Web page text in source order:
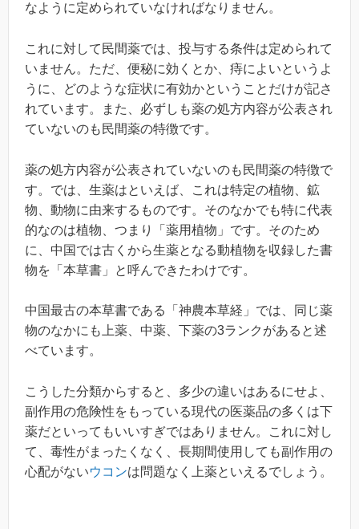
なように定められていなければなりません。
これに対して民間薬では、投与する条件は定められて
いません。ただ、便秘に効くとか、痔によいというよ
うに、どのような症状に有効かということだけが記さ
れています。また、必ずしも薬の処方内容が公表され
ていないのも民間薬の特徴です。
薬の処方内容が公表されていないのも民間薬の特徴で
す。では、生薬はといえば、これは特定の植物、鉱
物、動物に由来するものです。そのなかでも特に代表
的なのは植物、つまり「薬用植物」です。そのため
に、中国では古くから生薬となる動植物を収録した書
物を「本草書」と呼んできたわけです。
中国最古の本草書である「神農本草経」では、同じ薬
物のなかにも上薬、中薬、下薬の3ランクがあると述
べています。
こうした分類からすると、多少の違いはあるにせよ、
副作用の危険性をもっている現代の医薬品の多くは下
薬だといってもいいすぎではありません。これに対し
て、毒性がまったくなく、長期間使用しても副作用の
心配がないウコンは問題なく上薬といえるでしょう。